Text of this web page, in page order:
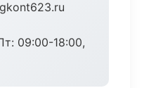
09:00-18:00,